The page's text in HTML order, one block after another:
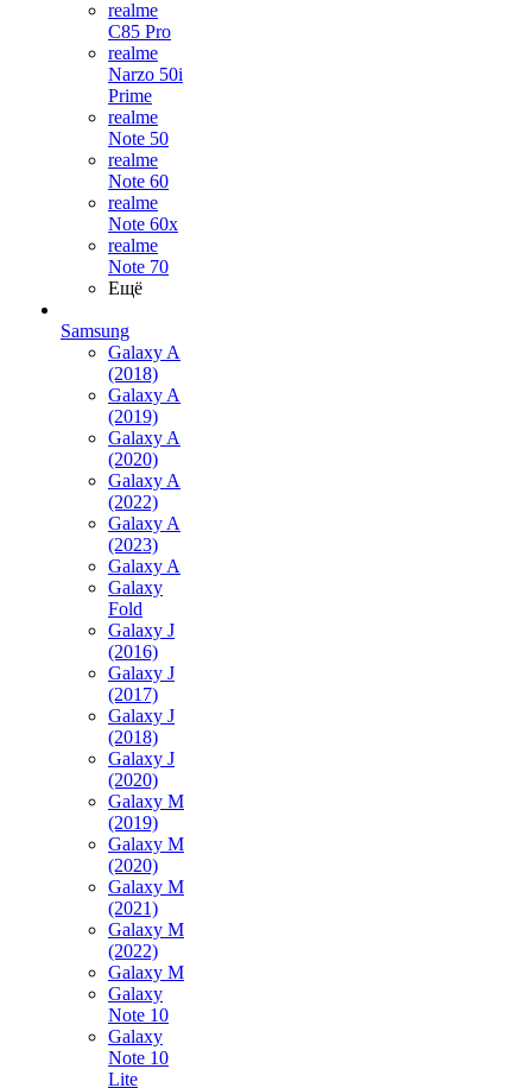
realme
C85 Pro
realme
Narzo 50i
Prime
realme
Note 50
realme
Note 60
realme
Note 60x
realme
Note 70
Ещё
Samsung
Galaxy A
(2018)
Galaxy A
(2019)
Galaxy A
(2020)
Galaxy A
(2022)
Galaxy A
(2023)
Galaxy A
Galaxy
Fold
Galaxy J
(2016)
Galaxy J
(2017)
Galaxy J
(2018)
Galaxy J
(2020)
Galaxy M
(2019)
Galaxy M
(2020)
Galaxy M
(2021)
Galaxy M
(2022)
Galaxy M
Galaxy
Note 10
Galaxy
Note 10
Lite